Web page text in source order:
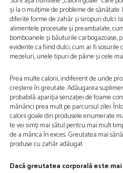
și la o mulțime de probleme de
diferite forme de zahăr și siropuri dulci
alimentele procesate și preambalate,
bomboanele și băuturile carbogazoase,
evidente ca fiind dulci, cum ar fi sosurile
mezeluri, unele tipuri de pâine și cele
Prea multe calorii, indiferent de unde
creștere în greutate. Adăugarea
probabilă apariția senzației de foame
mănânci prea mult pe parcursul zilei.
calorii goale din produsele enumerate
te vei simți mai sătul pentru mai mult
de a mânca în exces. Greutatea mai
produse cu zahăr adăugat.
Dacă greutatea corporală este